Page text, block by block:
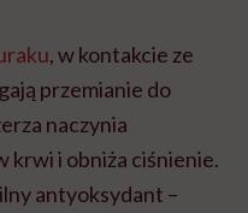
, w kontakcie ze
przemianie do
naczynia
krwi i obniża ciśnienie.
antyoksydant –